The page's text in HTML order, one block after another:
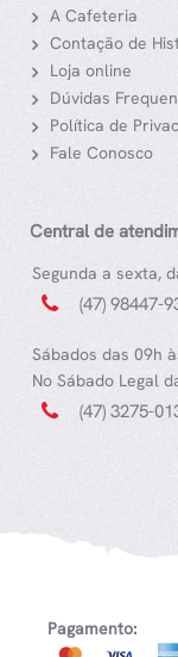
A Cafeteria
Contação de
Loja online
Dúvidas
Política de
Fale Conosco
Central de
Segunda a sexta,
(47) 98447-
Sábados das 09h
No Sábado Legal
(47) 3275-
Pagamento: